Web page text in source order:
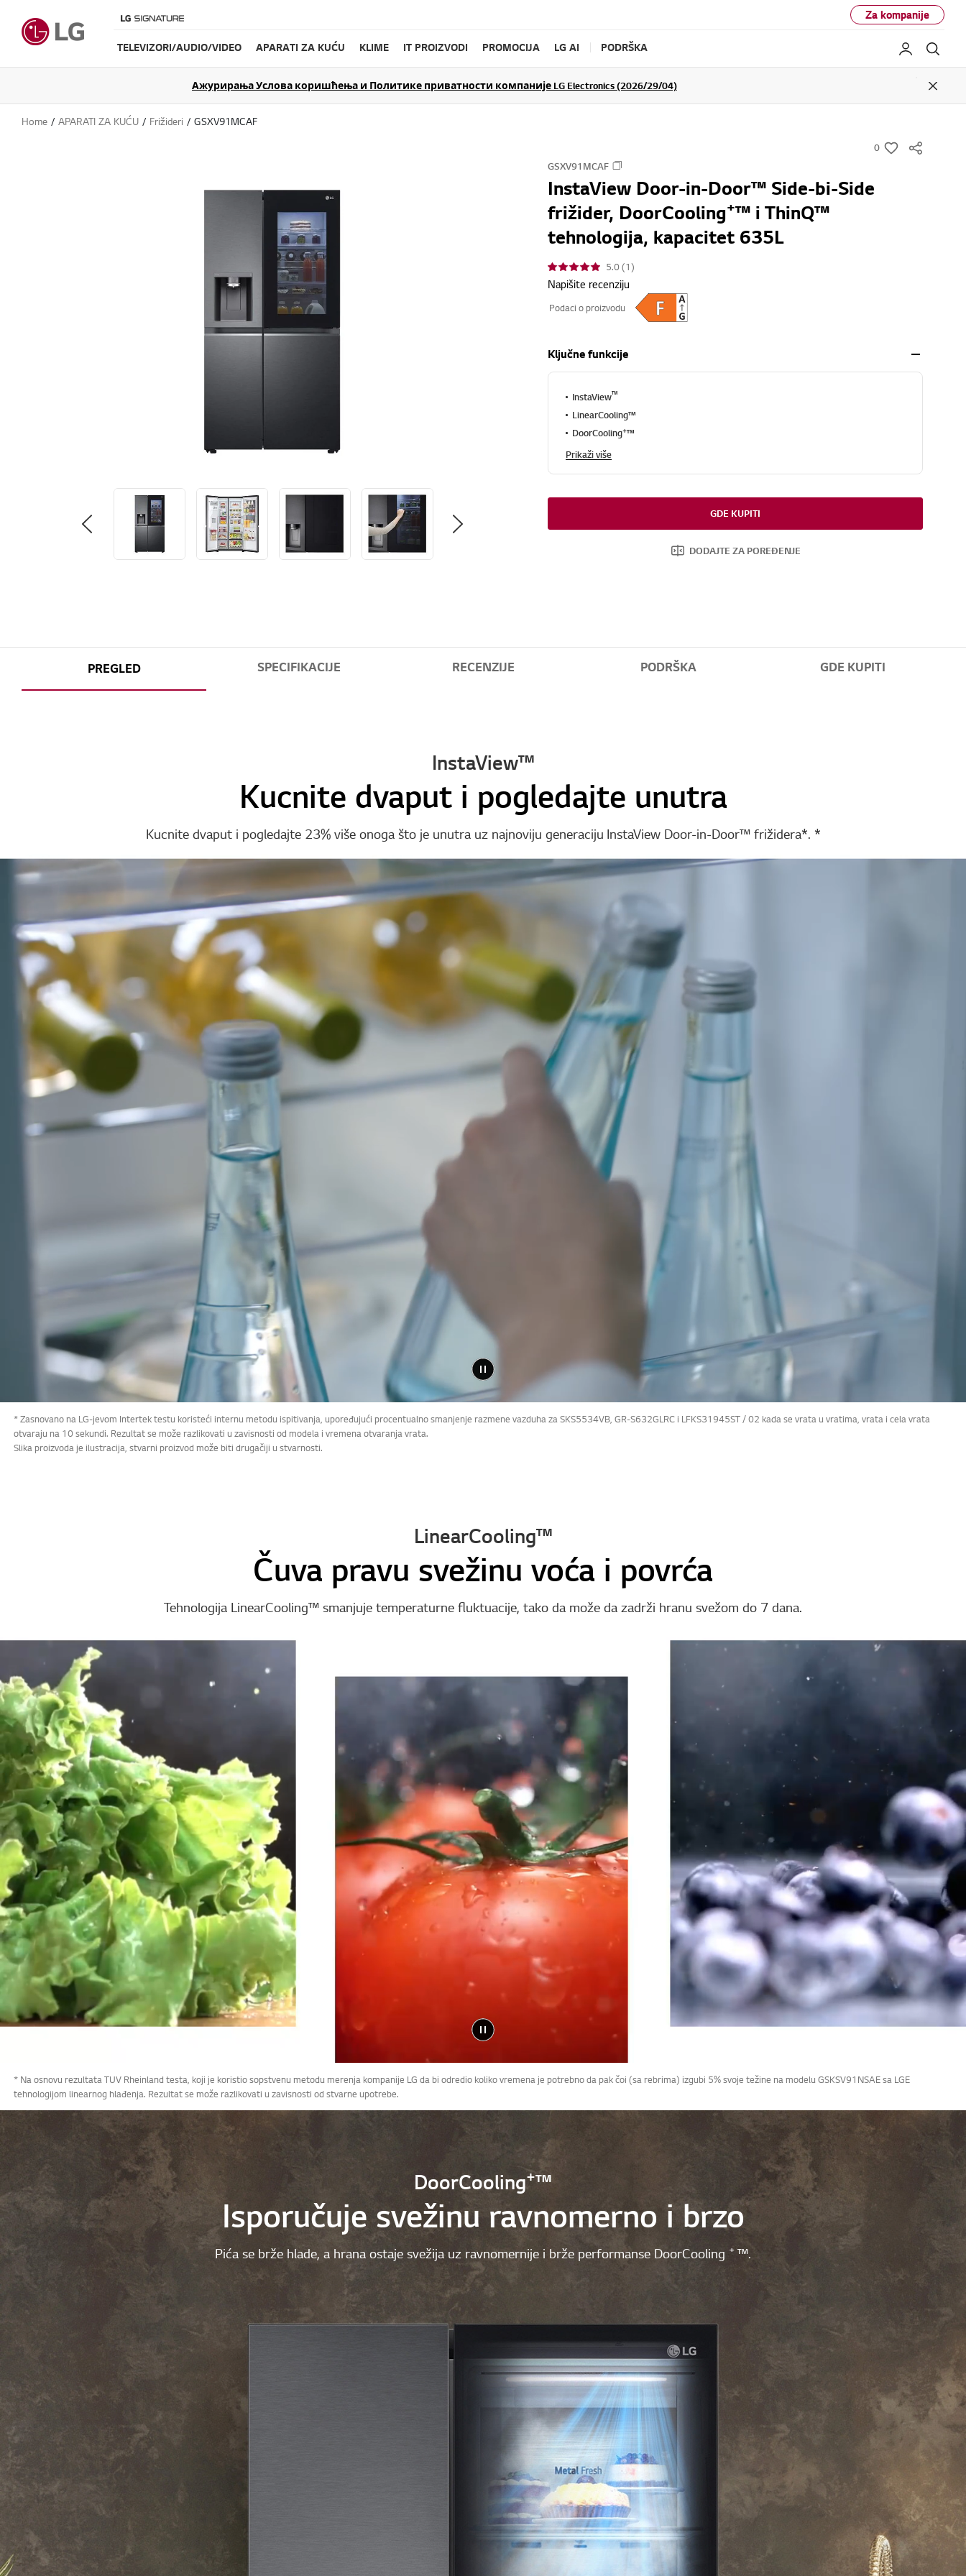
Za kompanije
TELEVIZORI/AUDIO/VIDEO APARATI ZA KUĆU KLIME IT PROIZVODI PROMOCIJA LG AI PODRŠKA Moj LG
Ажурирања Услова коришћења и Политике приватности компаније LG Electronics (2026/29/04)
Close
Home APARATI ZA KUĆU Frižideri GSXV91MCAF
0
w
GSXV91MCAF
InstaView Door-in-Door™ Side-bi-Side
frižider, DoorCooling+™ i ThinQ™
tehnologija, kapacitet 635L
5.0 (1)
Napišite recenziju
Podaci o proizvodu
Ključne funkcije
InstaView™
LinearCooling™
DoorCooling+™
Prikaži više
GDE KUPITI
DODAJTE ZA POREĐENJE
PREGLED SPECIFIKACIJE RECENZIJE PODRŠKA GDE KUPITI
InstaView™
Kucnite dvaput i pogledajte unutra
Kucnite dvaput i pogledajte 23% više onoga što je unutra uz najnoviju generaciju InstaView Door-in-Door™ frižidera*. *
* Zasnovano na LG-jevom Intertek testu koristeći internu metodu ispitivanja, upoređujući procentualno smanjenje razmene vazduha za SKS5534VB, GR-S632GLRC i LFKS31945ST / 02 kada se vrata u vratima, vrata i cela vrata
otvaraju na 10 sekundi. Rezultat se može razlikovati u zavisnosti od modela i vremena otvaranja vrata.
Slika proizvoda je ilustracija, stvarni proizvod može biti drugačiji u stvarnosti.
LinearCooling™
Čuva pravu svežinu voća i povrća
Tehnologija LinearCooling™ smanjuje temperaturne fluktuacije, tako da može da zadrži hranu svežom do 7 dana.
* Na osnovu rezultata TUV Rheinland testa, koji je koristio sopstvenu metodu merenja kompanije LG da bi odredio koliko vremena je potrebno da pak čoi (sa rebrima) izgubi 5% svoje težine na modelu GSKSV91NSAE sa LGE
tehnologijom linearnog hlađenja. Rezultat se može razlikovati u zavisnosti od stvarne upotrebe.
DoorCooling+™
Isporučuje svežinu ravnomerno i brzo
Pića se brže hlade, a hrana ostaje svežija uz ravnomernije i brže performanse DoorCooling + ™.